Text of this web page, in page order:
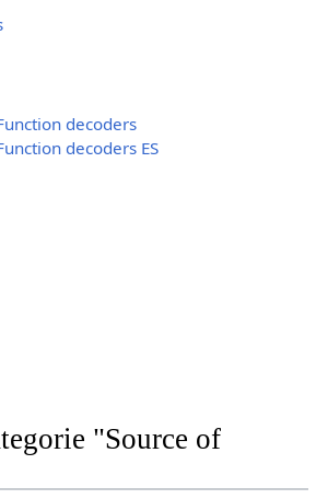
decoders
decoders ES
"Source of